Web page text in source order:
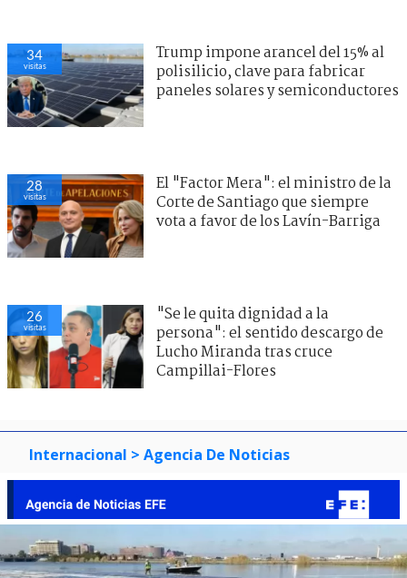
34
visitas
Trump impone arancel del 15% al
polisilicio, clave para fabricar
paneles solares y semiconductores
28
visitas
El "Factor Mera": el ministro de la
Corte de Santiago que siempre
vota a favor de los Lavín-Barriga
26
visitas
"Se le quita dignidad a la
persona": el sentido descargo de
Lucho Miranda tras cruce
Campillai-Flores
Internacional > Agencia De Noticias